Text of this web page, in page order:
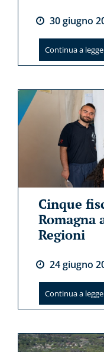
30giugno
Continua a
Cinque
Romagna
Regioni
24giugno
Continua a